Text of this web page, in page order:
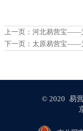
上一页： 河北易营宝——
下一页： 太原易营宝——
© 2020 易